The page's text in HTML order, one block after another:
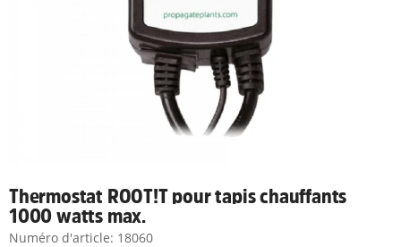
Thermostat ROOT!T pour tapis chauffants
1000 watts max.
Numéro d'article: 18060